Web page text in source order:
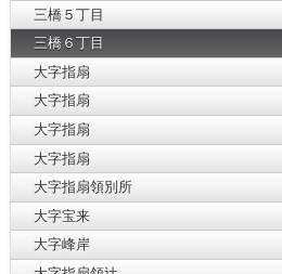
三橋５丁目
三橋６丁目
大字指扇
大字指扇
大字指扇
大字指扇
大字指扇領別所
大字宝来
大字峰岸